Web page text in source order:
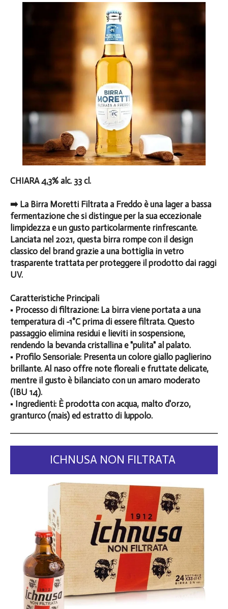
CHIARA 4,3% alc. 33 cl.
➡️ La Birra Moretti Filtrata a Freddo è una lager a bassa
fermentazione che si distingue per la sua eccezionale
limpidezza e un gusto particolarmente rinfrescante.
Lanciata nel 2021, questa birra rompe con il design
classico del brand grazie a una bottiglia in vetro
trasparente trattata per proteggere il prodotto dai raggi
UV.
Caratteristiche Principali
▪️ Processo di filtrazione: La birra viene portata a una
temperatura di -1°C prima di essere filtrata. Questo
passaggio elimina residui e lieviti in sospensione,
rendendo la bevanda cristallina e "pulita" al palato.
▪️ Profilo Sensoriale: Presenta un colore giallo paglierino
brillante. Al naso offre note floreali e fruttate delicate,
mentre il gusto è bilanciato con un amaro moderato
(IBU 14).
▪️ Ingredienti: È prodotta con acqua, malto d'orzo,
granturco (mais) ed estratto di luppolo.
ICHNUSA NON FILTRATA